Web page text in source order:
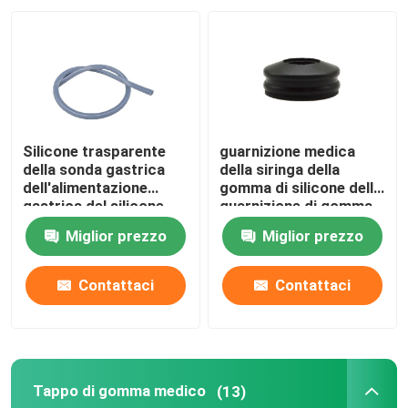
Controllo di qualità
Contattaci
Richiedere un preventivo
Gomma di silicone medica
Tuffatore di gomma della siringa
Silicone trasparente
della sonda gastrica
dell'alimentazione
gastrica del silicone
del commestibile
dell'OEMMiglior prezzo
Contattaci
guarnizione medica
della siringa della
gomma di silicone della
guarnizione di gomma
della siringa 5ml
Miglior prezzo
Contattaci
Tappo di gomma medico (13)